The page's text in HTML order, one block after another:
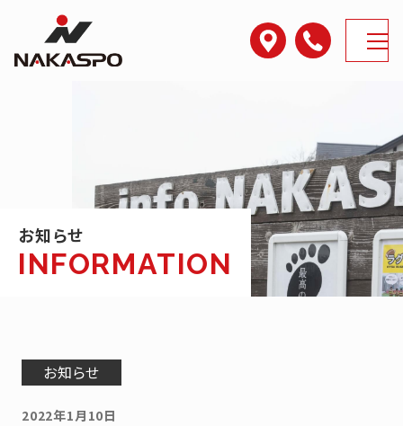
アクセス電話番号
MENU
お知らせ
お知らせ
2022年1月10日